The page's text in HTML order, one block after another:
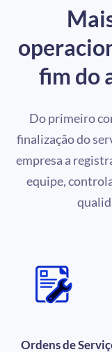
fim do
Do primeiro
finalização do
empresa a
equipe,
Ordens de